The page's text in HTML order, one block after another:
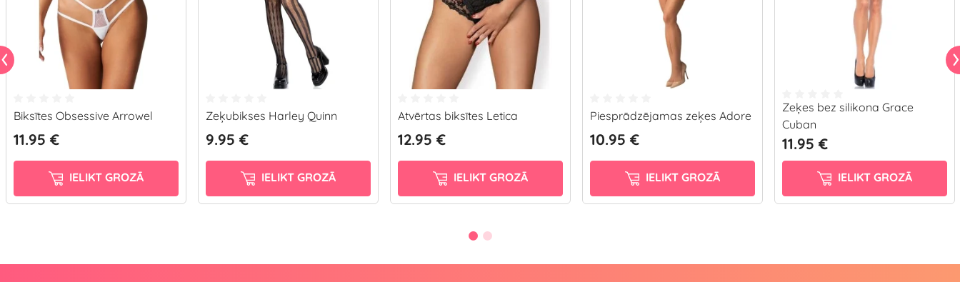
Biksītes Obsessive Arrowel
11.95 €
IELIKT GROZĀ
Zeķubikses Harley Quinn
9.95 €
IELIKT GROZĀ
Atvērtas biksītes Letica
12.95 €
IELIKT GROZĀ
Piesprādzējamas zeķes Adore
10.95 €
IELIKT GROZĀ
Zeķes bez silikona Grace
Cuban
11.95 €
IELIKT GROZĀ